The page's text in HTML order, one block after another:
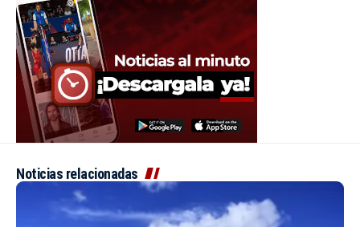
Noticias relacionadas